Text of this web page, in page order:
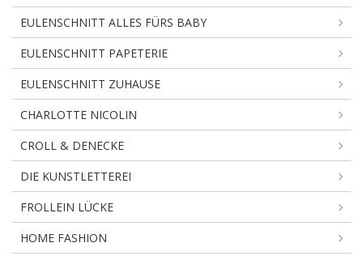
EULENSCHNITT ALLES FÜRS BABY
EULENSCHNITT PAPETERIE
EULENSCHNITT ZUHAUSE
CHARLOTTE NICOLIN
CROLL & DENECKE
DIE KUNSTLETTEREI
FROLLEIN LÜCKE
HOME FASHION